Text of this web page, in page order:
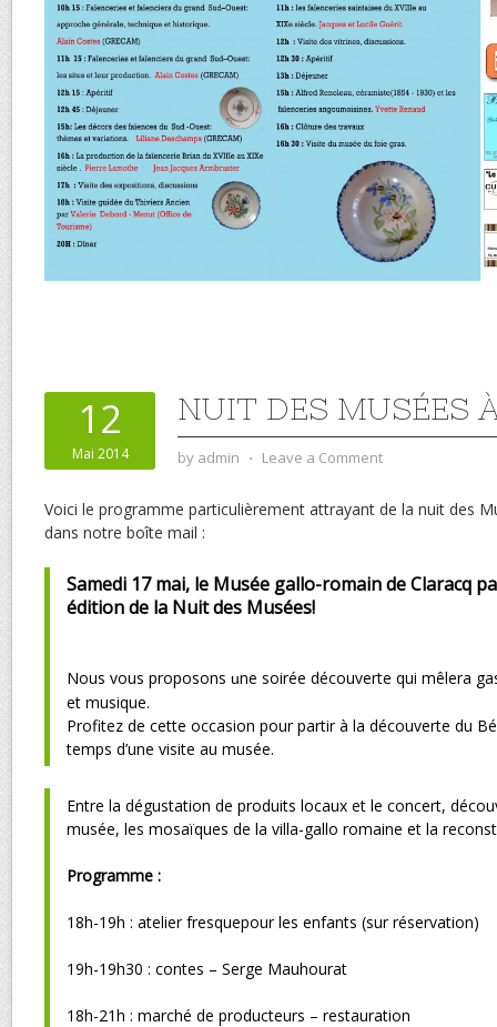
12
Mai 2014
NUIT DES MUSÉES
by admin ⋅ Leave a Comment
Voici le programme particulièrement attrayant de la nuit des
dans notre boîte mail :
Samedi 17 mai, le Musée gallo-romain de Claracq
édition de la Nuit des Musées!
Nous vous proposons une soirée découverte qui mêlera
et musique.
Profitez de cette occasion pour partir à la découverte du
temps d’une visite au musée.
Entre la dégustation de produits locaux et le concert,
musée, les mosaïques de la villa-gallo romaine et la
Programme :
18h-19h : atelier fresquepour les enfants (sur réservation)
19h-19h30 : contes – Serge Mauhourat
18h-21h : marché de producteurs – restauration